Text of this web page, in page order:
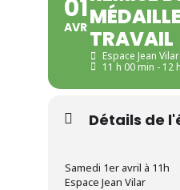
01
AVR TRAVAIL
Espace Jean Vilar
11 h 00 min - 12
Détails de
Samedi 1er avril à 11h
Espace Jean Vilar